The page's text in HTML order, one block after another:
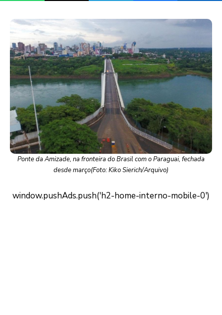
Ponte da Amizade, na fronteira do Brasil com o Paraguai, fechada
desde março(Foto: Kiko Sierich/Arquivo)